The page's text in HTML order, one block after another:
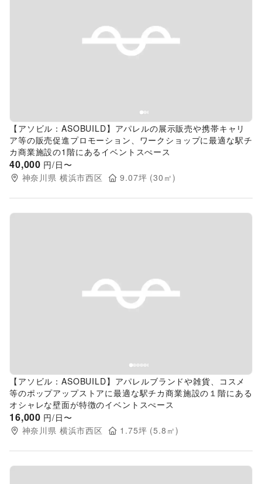
Previous slide
【アソビル：ASOBUILD】アパレルの展示販売や携帯キャリ
ア等の販売促進プロモーション、ワークショップに最適な駅チ
カ商業施設の1階にあるイベントスぺース
40,000 円/日〜
神奈川県 横浜市西区 9.07坪 (30 ㎡)
Previous slide
【アソビル：ASOBUILD】アパレルブランドや雑貨、コスメ
等のポップアップストアに最適な駅チカ商業施設の１階にある
オシャレな壁面が特徴のイベントスぺース
16,000 円/日〜
神奈川県 横浜市西区 1.75坪 (5.8 ㎡)